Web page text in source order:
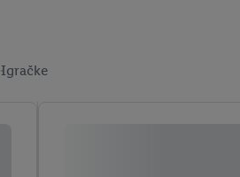
Igračke